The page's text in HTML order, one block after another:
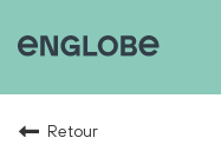
Retour